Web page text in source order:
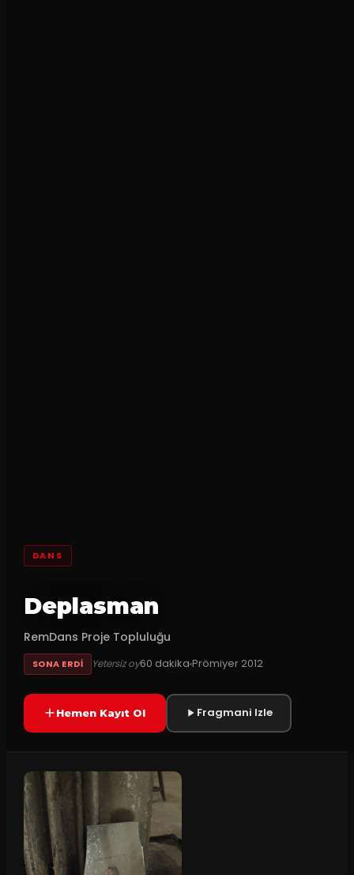
DANS
Deplasman
RemDans Proje Topluluğu
SONA ERDI Yetersiz oy60 dakikaPrömiyer 2012
Hemen Kayıt Ol Fragmani Izle